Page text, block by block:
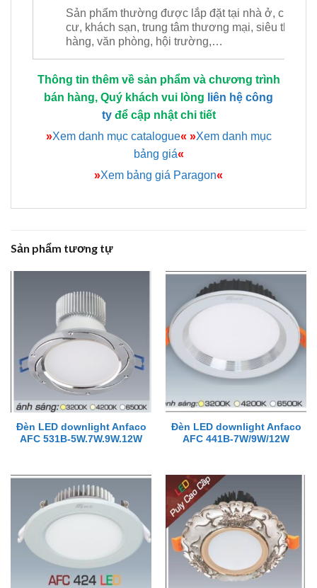
Sản phẩm thường được lắp đặt tại nhà ở, chung
cư, khách sạn, trung tâm thương mại, siêu thị, cửa
hàng, văn phòng, hội trường,…
Thông tin thêm về sản phẩm và chương trình
bán hàng, Quý khách vui lòng liên hệ công
tyđể cập nhật chi tiết
»Xem danh mục catalogue« »Xem danh mục
bảng giá«
»Xem bảng giá Paragon«
Sản phẩm tương tự
Đèn LED downlight Anfaco
AFC 531B-5W.7W.9W.12W
Đèn LED downlight Anfaco
AFC 441B-7W/9W/12W